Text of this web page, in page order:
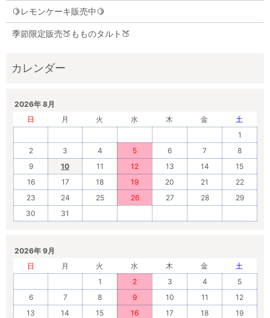
🍋レモンケーキ販売中🍋
季節限定販売🍑もものタルト🍑
2026年 8月
日
月 火 水 木 金
土
1
2
3 4 5 6 7
8
9
10 11 12 13 14
15
16
17 18 19 20 21
22
23
24 25 26 27 28
29
30
31
2026年 9月
日
月 火 水 木 金
土
1
2 3 4
5
6
7 8 9 10 11
12
13
14 15 16 17 18
19